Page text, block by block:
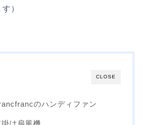
）
CLOSE
のハンディファン